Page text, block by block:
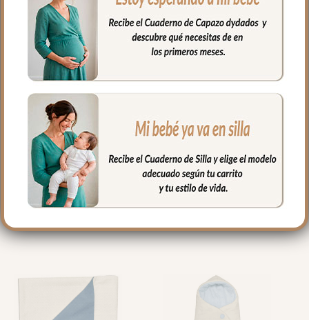
Puedes lavar a mano o en lavadora,
siempre agua fría, jabones no abrasivos y
secado al natural.
Medidas 98 X 70cm
PRODUCTOS
RELACIONADOS